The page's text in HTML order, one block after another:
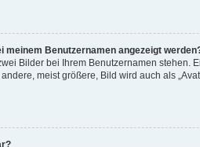
meinem Benutzernamen angezeigt
Bilder bei Ihrem Benutzernamen stehen.
meist größere, Bild wird auch als